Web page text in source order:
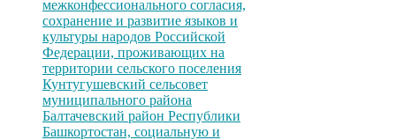
межконфессионального согласия,
сохранение и развитие языков и
культуры народов Российской
Федерации, проживающих на
территории сельского поселения
Кунтугушевский сельсовет
муниципального района
Балтачевский район Республики
Башкортостан, социальную и